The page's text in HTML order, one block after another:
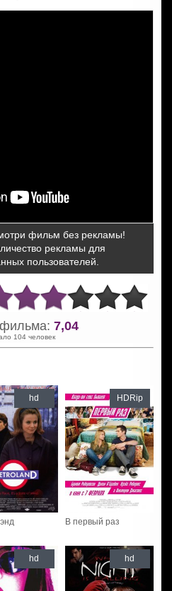
фильм без рекламы!
рекламы для
пользователей.
7,04
104 человек
hd
В первый раз
HDRip
hd hd